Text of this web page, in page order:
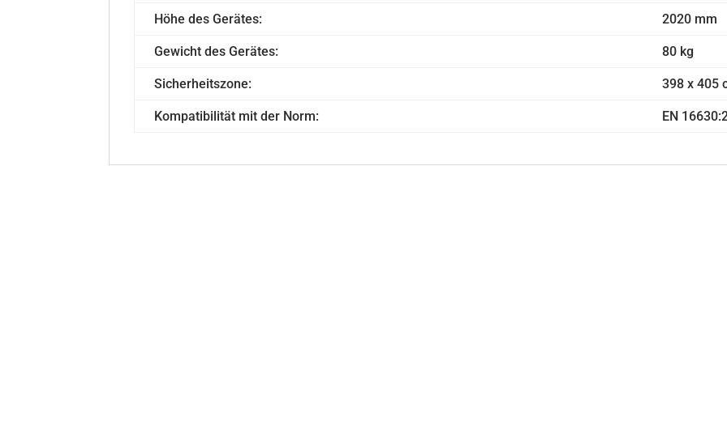
Höhe des Gerätes: 2020 mm
Gewicht des Gerätes: 80 kg
Sicherheitszone: 398 x 405
Kompatibilität mit der Norm: EN